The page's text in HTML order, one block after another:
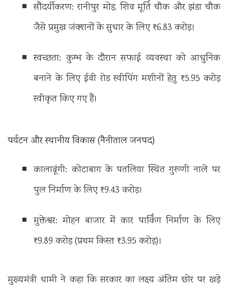
सौंदर्यीकरण: रानीपुर मोड़, शिव मूर्ति चौक और झंडा चौक
जैसे प्रमुख जंक्शनों के सुधार के लिए ₹6.83 करोड़।
स्वच्छता: कुम्भ के दौरान सफाई व्यवस्था को आधुनिक
बनाने के लिए ईवी रोड स्वीपिंग मशीनों हेतु ₹5.95 करोड़
स्वीकृत किए गए हैं।
पर्यटन और स्थानीय विकास (नैनीताल जनपद)
कालाढूंगी: कोटाबाग के पतलिया स्थित गुरूणी नाले पर
पुल निर्माण के लिए ₹9.43 करोड़।
मुक्तेश्वर: मोहन बाजार में कार पार्किंग निर्माण के लिए
₹9.89 करोड़ (प्रथम किस्त ₹3.95 करोड़)।
मुख्यमंत्री धामी ने कहा कि सरकार का लक्ष्य अंतिम छोर पर खड़े